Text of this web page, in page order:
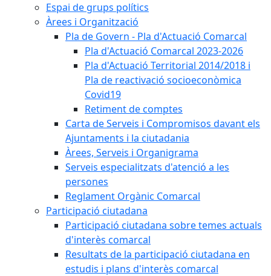
Espai de grups polítics
Àrees i Organització
Pla de Govern - Pla d'Actuació Comarcal
Pla d'Actuació Comarcal 2023-2026
Pla d'Actuació Territorial 2014/2018 i
Pla de reactivació socioeconòmica
Covid19
Retiment de comptes
Carta de Serveis i Compromisos davant els
Ajuntaments i la ciutadania
Àrees, Serveis i Organigrama
Serveis especialitzats d'atenció a les
persones
Reglament Orgànic Comarcal
Participació ciutadana
Participació ciutadana sobre temes actuals
d'interès comarcal
Resultats de la participació ciutadana en
estudis i plans d'interès comarcal